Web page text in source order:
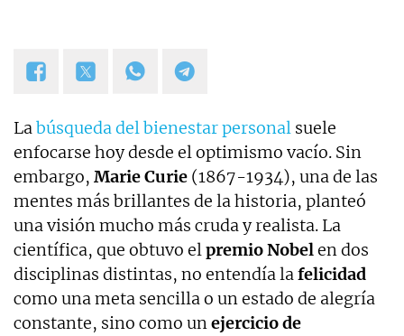
Labúsqueda del bienestar personal suele
enfocarse hoy desde el optimismo vacío. Sin
embargo, Marie Curie (1867-1934), una de las
mentes más brillantes de la historia, planteó
una visión mucho más cruda y realista. La
científica, que obtuvo elpremio Nobelen dos
disciplinas distintas, no entendía lafelicidad
como una meta sencilla o un estado de alegría
constante, sino como unejercicio de